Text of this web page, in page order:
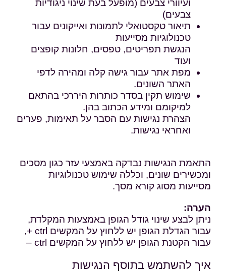
ועיוורי צבעים (מופעל בעת שינוי ניגודיות
צבעים)
תיאור טקסטואלי לתמונות ואייקונים עבור
טכנולוגיות מסייעות
הנגשת תפריטים, טפסים, חלונות קופצים
ועוד
מפת אתר עבור גישה קלה ומהירה לדפי
האתר השונים.
שימוש תקין בסדר כותרות היררכי בהתאם
למיקומם ומידע הכתוב בהן.
הצהרת נגישות עם הסבר על תאימות, פערים
ואחראי נגישות.
התאמת הנגישות נבדקה באמצעי עזר כגון מסכים
ומכשירים שונים, וכללה שימוש טכנולוגיות
מסייעות מסוג קורא מסך.
הערה:
ניתן לבצע שינוי גודל הגופן באמצעות המקלדת,
עבור הגדלת הגופן יש ללחוץ על המקשים ctrl +,
עבור הקטנת הגופן יש ללחוץ על המקשים ctrl –
איך להשתמש בתוסף הנגישות